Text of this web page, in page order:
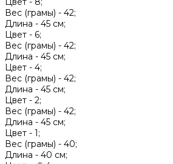
Вес (грамы) - 42;
Длина - 45 см;
Цвет - 6;
Вес (грамы) - 42;
Длина - 45 см;
Цвет - 4;
Вес (грамы) - 42;
Длина - 45 см;
Цвет - 2;
Вес (грамы) - 42;
Длина - 45 см;
Цвет - 1;
Вес (грамы) - 40;
Длина - 40 см;